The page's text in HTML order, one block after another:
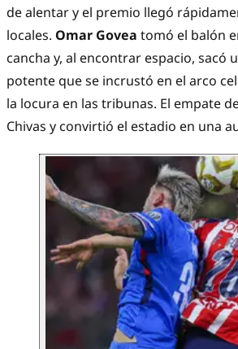
de alentar y el premio llegó
locales. Omar Govea tomó el balón
cancha y, al encontrar espacio, sacó
potente que se incrustó en el arco
la locura en las tribunas. El empate
Chivas y convirtió el estadio en una